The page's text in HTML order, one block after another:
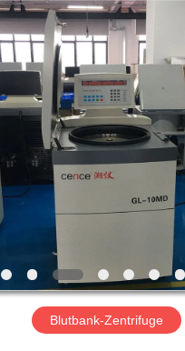
Blutbank-Zentrifuge